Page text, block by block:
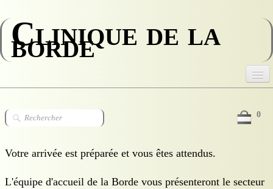
Clinique de la
borde
L'équipe médicale
Le personnel
0
Votre arrivée est préparée et vous êtes attendus.
L'équipe d'accueil de la Borde vous présenteront le secteur